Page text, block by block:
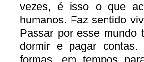
vezes, é isso o que
humanos. Faz sentido
Passar por esse mundo
dormir e pagar
formas, em tempos